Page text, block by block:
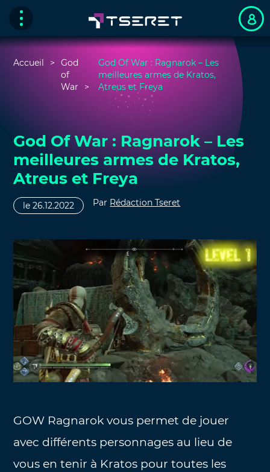
Accueil
God
of
War
God Of War : Ragnarok – Les
meilleures armes de Kratos,
Atreus et Freya
God Of War : Ragnarok – Les
meilleures armes de Kratos,
Atreus et Freya
le 26.12.2022 Par Rédaction Tseret
GOW Ragnarok vous permet de jouer
avec différents personnages au lieu de
vous en tenir à Kratos pour toutes les